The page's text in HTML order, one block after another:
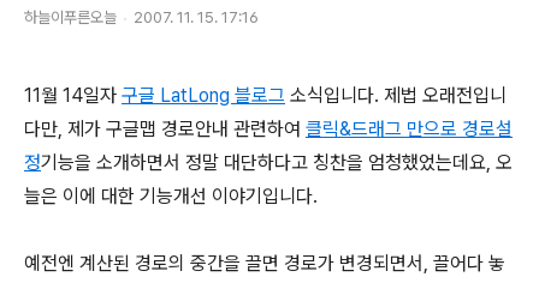
하늘이푸른오늘 2007. 11. 15. 17:16
11월 14일자 구글 LatLong 블로그 소식입니다. 제법 오래전입니
다만, 제가 구글맵 경로안내 관련하여 클릭&드래그 만으로 경로설
정기능을 소개하면서 정말 대단하다고 칭찬을 엄청했었는데요, 오
늘은 이에 대한 기능개선 이야기입니다.
예전엔 계산된 경로의 중간을 끌면 경로가 변경되면서, 끌어다 놓